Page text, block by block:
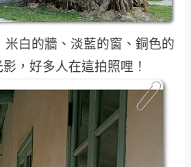
米白的牆、淡藍的窗、銅色的
，好多人在這拍照哩！